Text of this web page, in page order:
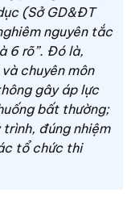
(Sở GD&ĐT
nguyên tắc
6 rõ”. Đó là,
chuyên môn
gây áp lực
bất thường;
đúng nhiệm
tổ chức thi